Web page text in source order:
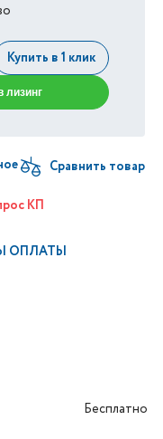
Купить в 1 клик
лизинг
КП
ОПЛАТЫ
Бесплатно